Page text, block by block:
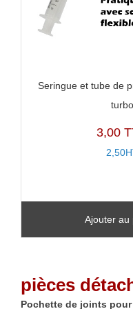
Seringue et tube de
turbo
3,00
Ajouter au
pièces
Pochette de joints